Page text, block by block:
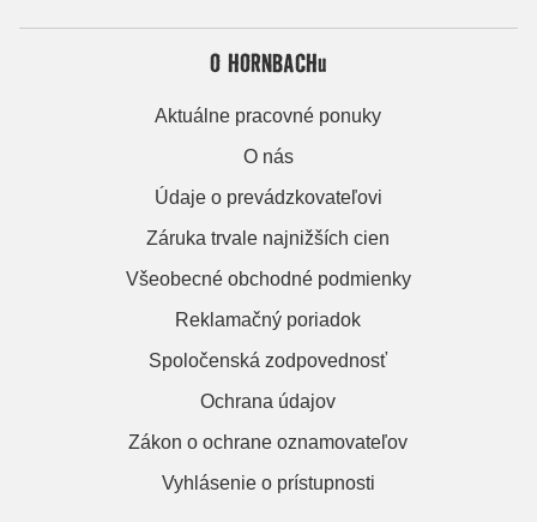
O HORNBACHu
Aktuálne pracovné ponuky
O nás
Údaje o prevádzkovateľovi
Záruka trvale najnižších cien
Všeobecné obchodné podmienky
Reklamačný poriadok
Spoločenská zodpovednosť
Ochrana údajov
Zákon o ochrane oznamovateľov
Vyhlásenie o prístupnosti